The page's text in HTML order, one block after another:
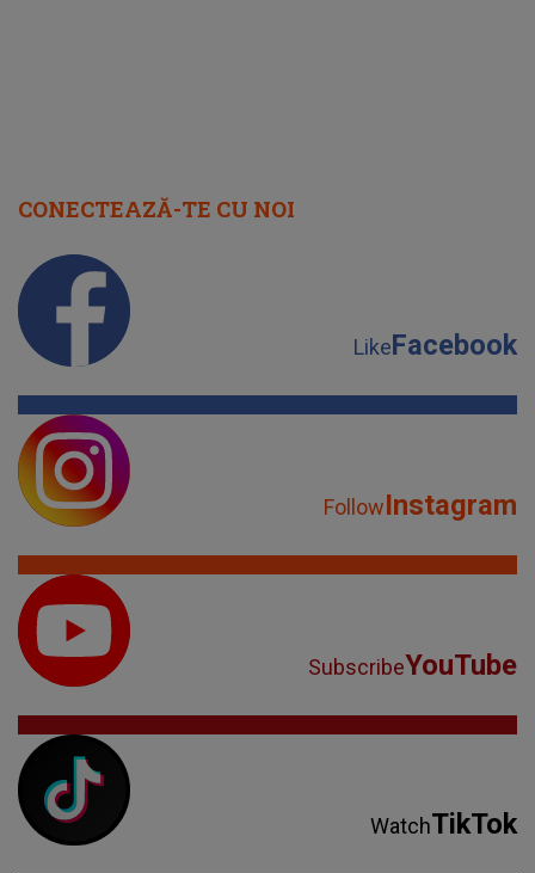
CONECTEAZĂ-TE CU NOI
LikeFacebook
FollowInstagram
SubscribeYouTube
WatchTikTok